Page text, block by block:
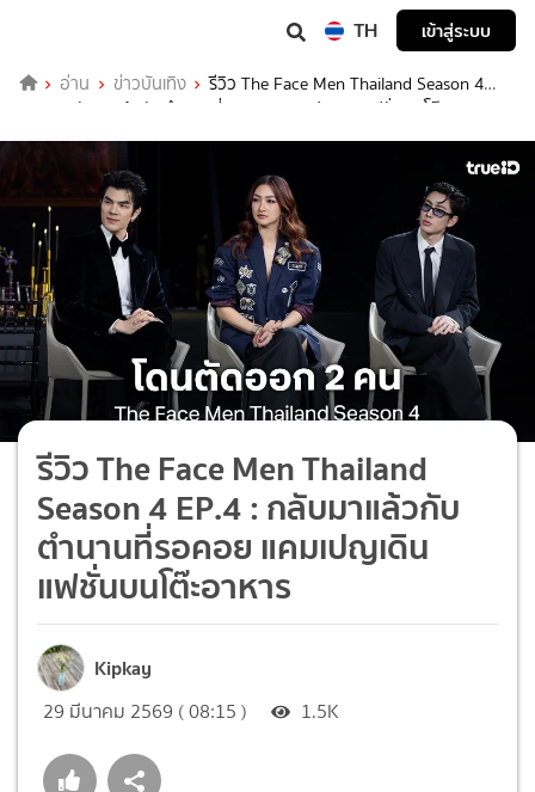
TH เข้าสู่ระบบ
อ่าน ข่าวบันเทิง
รีวิว The Face Men Thailand Season 4
EP.4 : กลับมาแล้วกับตำนานที่รอคอย แคมเปญเดินแฟชั่นบนโต๊ะอาหาร
รีวิว The Face Men Thailand
Season 4 EP.4 : กลับมาแล้วกับ
ตำนานที่รอคอย แคมเปญเดิน
แฟชั่นบนโต๊ะอาหาร
Kipkay
29 มีนาคม 2569 ( 08:15 ) 1.5K